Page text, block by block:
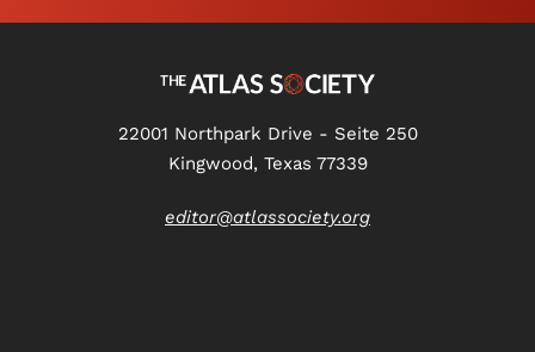
22001 Northpark Drive - Seite 250
Kingwood, Texas 77339
editor@atlassociety.org